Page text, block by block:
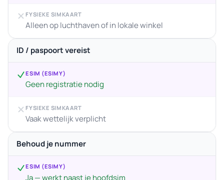
FYSIEKE SIMKAART
Alleen op luchthaven of in lokale winkel
ID / paspoort vereist
ESIM (ESIMY)
Geen registratie nodig
FYSIEKE SIMKAART
Vaak wettelijk verplicht
Behoud je nummer
ESIM (ESIMY)
Ja — werkt naast je hoofdsim